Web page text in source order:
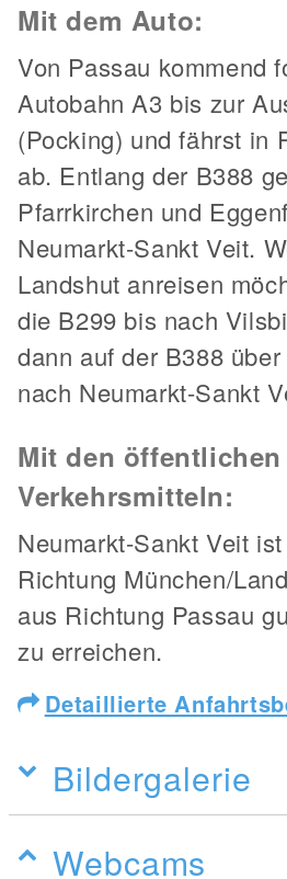
Mit dem Auto:
Von Passau kommend
Autobahn A3 bis zur
(Pocking) und fährst in
ab. Entlang der B388
Pfarrkirchen und
Neumarkt-Sankt Veit.
Landshut anreisen
die B299 bis nach
dann auf der B388
nach Neumarkt-Sankt
Mit den öffentlichen
Verkehrsmitteln:
Neumarkt-Sankt Veit
Richtung München/
aus Richtung Passau
zu erreichen.
Detaillierte
Bildergalerie
Webcams